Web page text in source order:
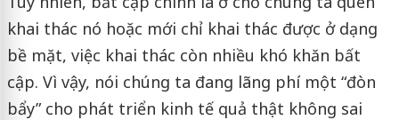
khai thác nó hoặc mới chỉ khai thác được ở dạng
bề mặt, việc khai thác còn nhiều khó khăn bất
cập. Vì vậy, nói chúng ta đang lãng phí một “đòn
bẩy” cho phát triển kinh tế quả thật không sai